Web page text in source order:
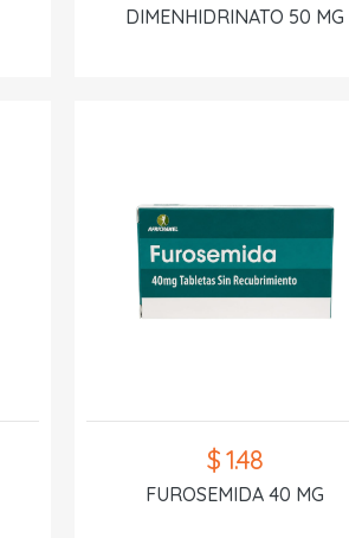
DIMENHIDRINATO 50 MG
$ 1.48
FUROSEMIDA 40 MG